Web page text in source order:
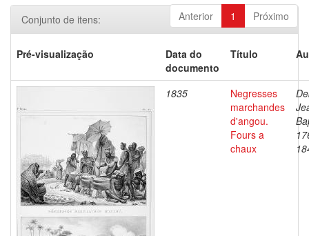
Anterior 1 Próximo
Conjunto de itens:
Pré-visualização
Data do
documento
Título
1835
Negresses
marchandes
d'angou.
Fours a
chaux